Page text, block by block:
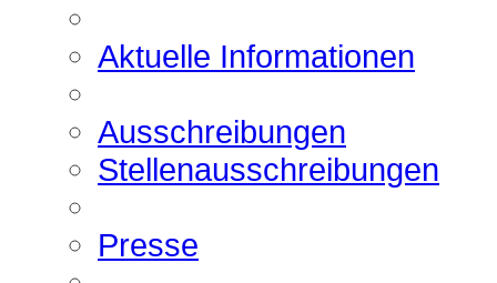
Aktuelle Informationen
Ausschreibungen
Stellenausschreibungen
Presse